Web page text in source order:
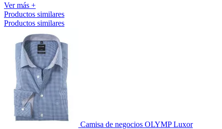
Ver más +
Productos similares
Productos similares
Camisa de negocios OLYMP Luxor